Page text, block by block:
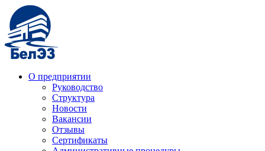
О предприятии
Руководство
Структура
Новости
Вакансии
Отзывы
Сертификаты